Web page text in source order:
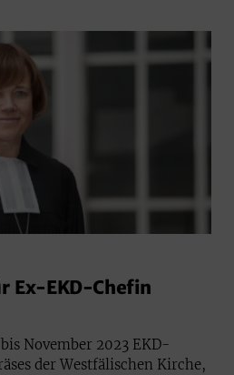
Ex-EKD-Chefin
November 2023 EKD-
der Westfälischen Kirche,